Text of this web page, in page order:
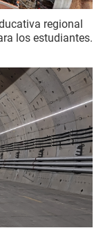
regional
los estudiantes.